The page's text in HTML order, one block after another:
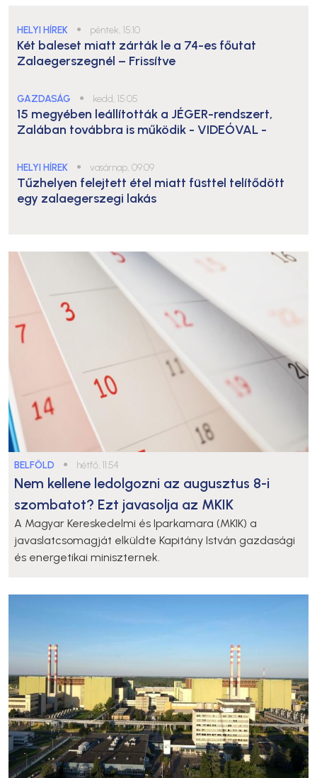
HELYI HÍREK ● péntek, 15:10
Két baleset miatt zárták le a 74-es főutat
Zalaegerszegnél – Frissítve
GAZDASÁG ● kedd, 15:05
15 megyében leállították a JÉGER-rendszert,
Zalában továbbra is működik - VIDEÓVAL -
HELYI HÍREK ● vasárnap, 09:09
Tűzhelyen felejtett étel miatt füsttel telítődött
egy zalaegerszegi lakás
BELFÖLD ● hétfő, 11:54
Nem kellene ledolgozni az augusztus 8-i
szombatot? Ezt javasolja az MKIK
A Magyar Kereskedelmi és Iparkamara (MKIK) a
javaslatcsomagját elküldte Kapitány István gazdasági
és energetikai miniszternek.